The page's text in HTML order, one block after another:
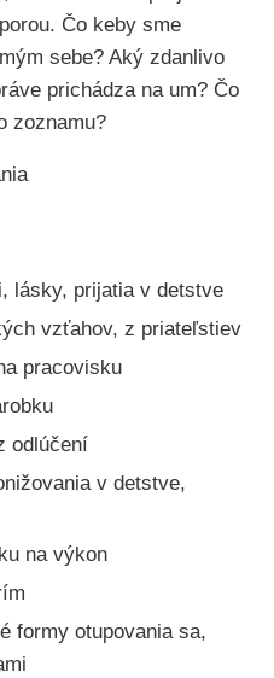
Čo keby sme
sebe? Aký zdanlivo
prichádza na um? Čo
zoznamu?
lásky, prijatia v detstve
vzťahov, z priateľstiev
pracovisku
odlúčení
v detstve,
na výkon
formy otupovania sa,